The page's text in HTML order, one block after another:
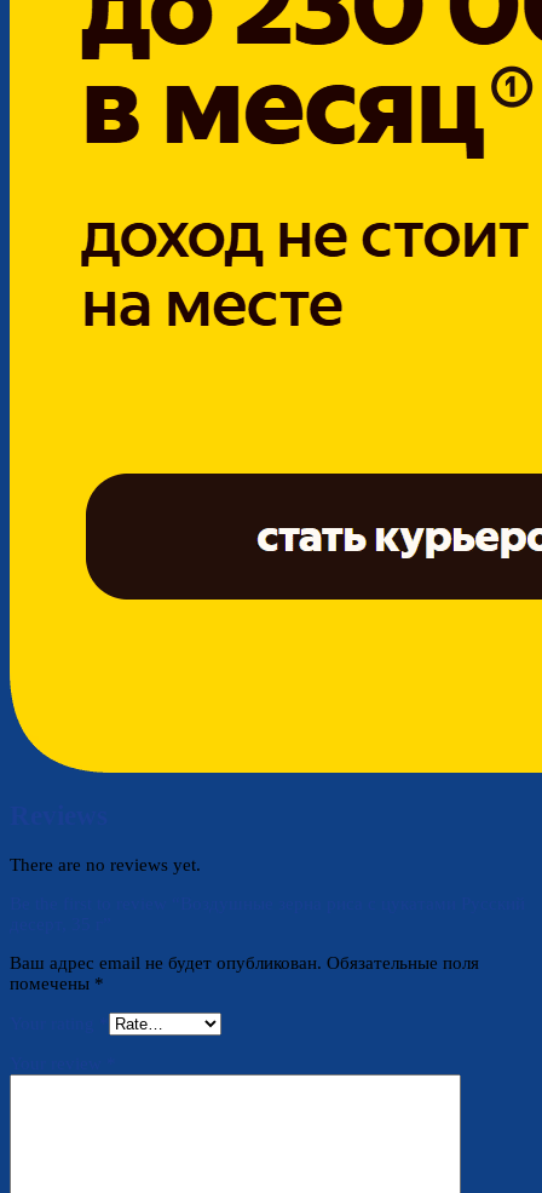
There are no reviews yet.
Ваш адрес email не будет опубликован. Обязательные поля
помечены *